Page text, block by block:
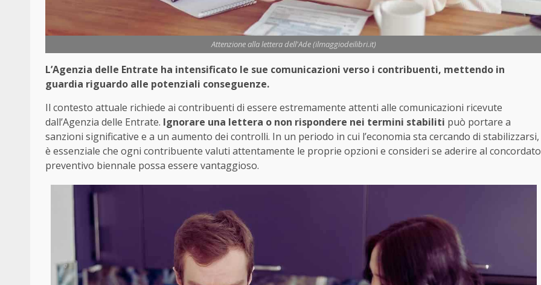
Attenzione alla lettera dell'Ade (ilmaggiodeilibri.it)
L’Agenzia delle Entrate ha intensificato le sue comunicazioni verso i contribuenti, mettendo in
guardia riguardo alle potenziali conseguenze.
Il contesto attuale richiede ai contribuenti di essere estremamente attenti alle comunicazioni ricevute
dall’Agenzia delle Entrate. Ignorare una lettera o non rispondere nei termini stabiliti può portare a
sanzioni significative e a un aumento dei controlli. In un periodo in cui l’economia sta cercando di stabilizzarsi,
è essenziale che ogni contribuente valuti attentamente le proprie opzioni e consideri se aderire al concordato
preventivo biennale possa essere vantaggioso.